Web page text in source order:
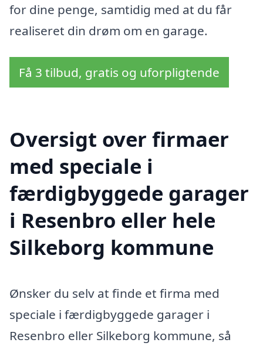
for dine penge, samtidig med at du får
realiseret din drøm om en garage.
Få 3 tilbud, gratis og uforpligtende
Oversigt over firmaer
med speciale i
færdigbyggede garager
i Resenbro eller hele
Silkeborg kommune
Ønsker du selv at finde et firma med
speciale i færdigbyggede garager i
Resenbro eller Silkeborg kommune, så